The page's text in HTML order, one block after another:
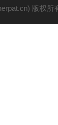
版权